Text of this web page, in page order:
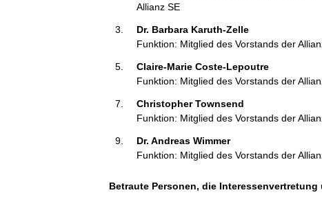
Allianz SE
Dr. Barbara Karuth-Zelle
Funktion: Mitglied des Vorstands der
Claire-Marie Coste-Lepoutre
Funktion: Mitglied des Vorstands der
Christopher Townsend
Funktion: Mitglied des Vorstands der
Dr. Andreas Wimmer
Funktion: Mitglied des Vorstands der
Betraute Personen, die